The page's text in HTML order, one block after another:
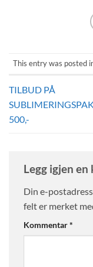
This entry was posted
TILBUD PÅ
500,-
Legg igjen
Din e-
felt er merket
Kommentar*